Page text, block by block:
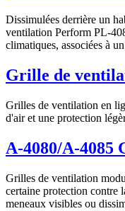
Dissimulées derrière un
ventilation Perform PL-
climatiques, associées à
Grille de
Grilles de ventilation en
d'air et une protection
A-4080/A-4085
Grilles de ventilation
certaine protection contre
meneaux visibles ou